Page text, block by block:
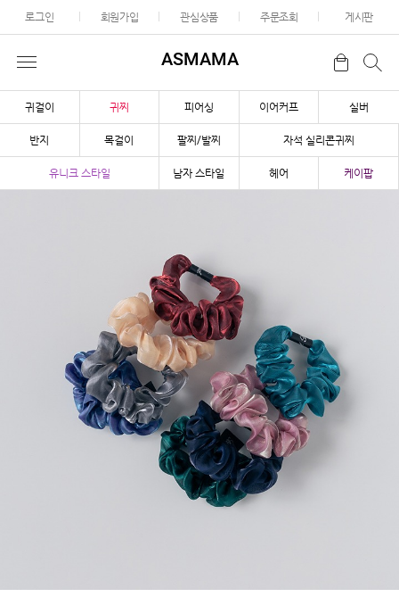
로그인 회원가입 관심상품 주문조회 게시판
ASMAMA
귀걸이 귀찌 피어싱 이어커프 실버
반지 목걸이 팔찌/발찌 자석 실리콘귀찌
유니크 스타일 남자 스타일 헤어 케이팝